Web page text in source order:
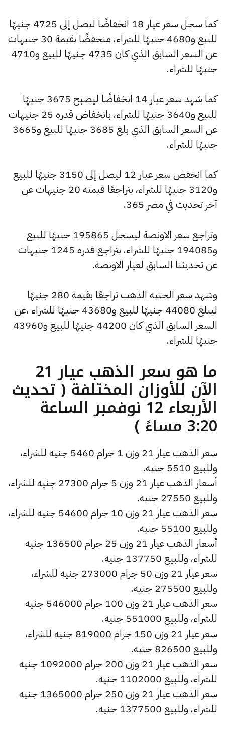
كما سجل سعر عيار 18 انخفاضًا ليصل إلى 4725 جنيهًا
للبيع و4680 جنيهًا للشراء، منخفضًا بقيمة 30 جنيهات
عن السعر السابق الذي كان 4735 جنيهًا للبيع و4710
جنيهًا للشراء.
كما شهد سعر عيار 14 انخفاضًا ليصبح 3675 جنيهًا
للبيع و3640 جنيهًا للشراء، بانخفاض قدره 25 جنيهات
عن السعر السابق الذي بلغ 3685 جنيهًا للبيع و3665
جنيهًا للشراء.
كما انخفض سعر عيار 12 ليصل إلى 3150 جنيهًا للبيع
و3120 جنيهًا للشراء، بتراجعًا قيمته 20 جنيهات عن
آخر تحديث في مصر 365.
وتراجع سعر الاونصة ليسجل 195865 جنيهًا للبيع
و194085 جنيهًا للشراء، بتراجع قدره 1245 جنيهات
عن تحديثنا السابق لعيار الاونصة.
وشهد سعر الجنيه الذهب تراجعًا بقيمة 280 جنيهًا
ليبلغ 44080 جنيهًا للبيع و43680 جنيهًا للشراء ،عن
السعر السابق الذي كان 44200 جنيهًا للبيع و43960
جنيهًا للشراء.
ما هو سعر الذهب عيار 21
الآن للأوزان المختلفة ( تحديث
الأربعاء 12 نوفمبر الساعة
3:20 مساءً )
سعر الذهب عيار 21 وزن 1 جرام 5460 جنيه للشراء،
وللبيع 5510 جنيه.
أسعار الذهب عيار 21 وزن 5 جرام 27300 جنيه للشراء،
وللبيع 27550 جنيه.
سعر الذهب عيار 21 وزن 10 جرام 54600 جنيه للشراء،
وللبيع 55100 جنيه.
أسعار الذهب عيار 21 وزن 25 جرام 136500 جنيه
للشراء، وللبيع 137750 جنيه.
سعر عيار 21 وزن 50 جرام 273000 جنيه للشراء،
وللبيع 275500 جنيه.
سعر الذهب عيار 21 وزن 100 جرام 546000 جنيه
للشراء، وللبيع 551000 جنيه.
سعر عيار 21 وزن 150 جرام 819000 جنيه للشراء،
وللبيع 826500 جنيه.
سعر الذهب عيار 21 وزن 200 جرام 1092000 جنيه
للشراء، وللبيع 1102000 جنيه.
سعر الذهب عيار 21 وزن 250 جرام 1365000 جنيه
للشراء، وللبيع 1377500 جنيه.